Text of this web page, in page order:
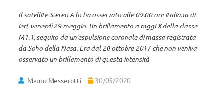
Il satellite Stereo A lo ha osservato alle 09:00 ora italiana di
ieri, venerdì 29 maggio. Un brillamento a raggi X della classe
M1.1, seguito da un’espulsione coronale di massa registrata
da Soho della Nasa. Era dal 20 ottobre 2017 che non veniva
osservato un brillamento di questa intensità
Mauro Messerotti 30/05/2020